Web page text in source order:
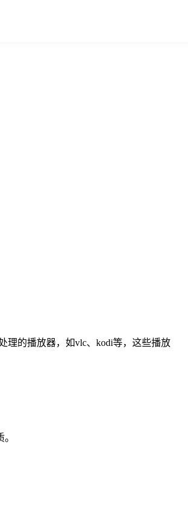
理的播放器，如vlc、kodi等，这些播放